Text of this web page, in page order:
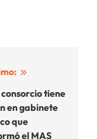
tiene
en gabinete
que
el MAS